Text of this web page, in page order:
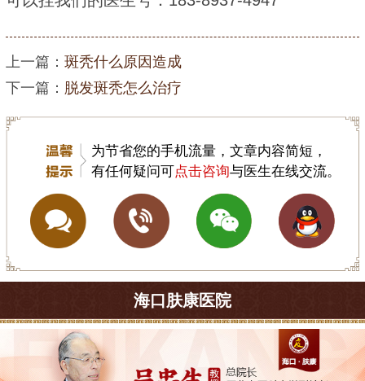
上一篇： 斑秃什么原因造成
下一篇： 脱发斑秃怎么治疗
为节省您的手机流量，文章内容简短，
有任何疑问可点击咨询与医生在线交流。
海口肤康医院